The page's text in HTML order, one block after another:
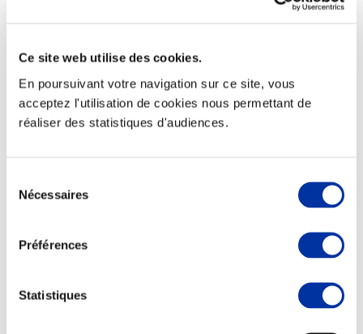
Ce site web utilise des cookies.
En poursuivant votre navigation sur ce site, vous
acceptez l'utilisation de cookies nous permettant de
réaliser des statistiques d'audiences.
Nécessaires
Préférences
Statistiques
Elevage
Transport – mise en marché
Abattoir
Partenaire Climat